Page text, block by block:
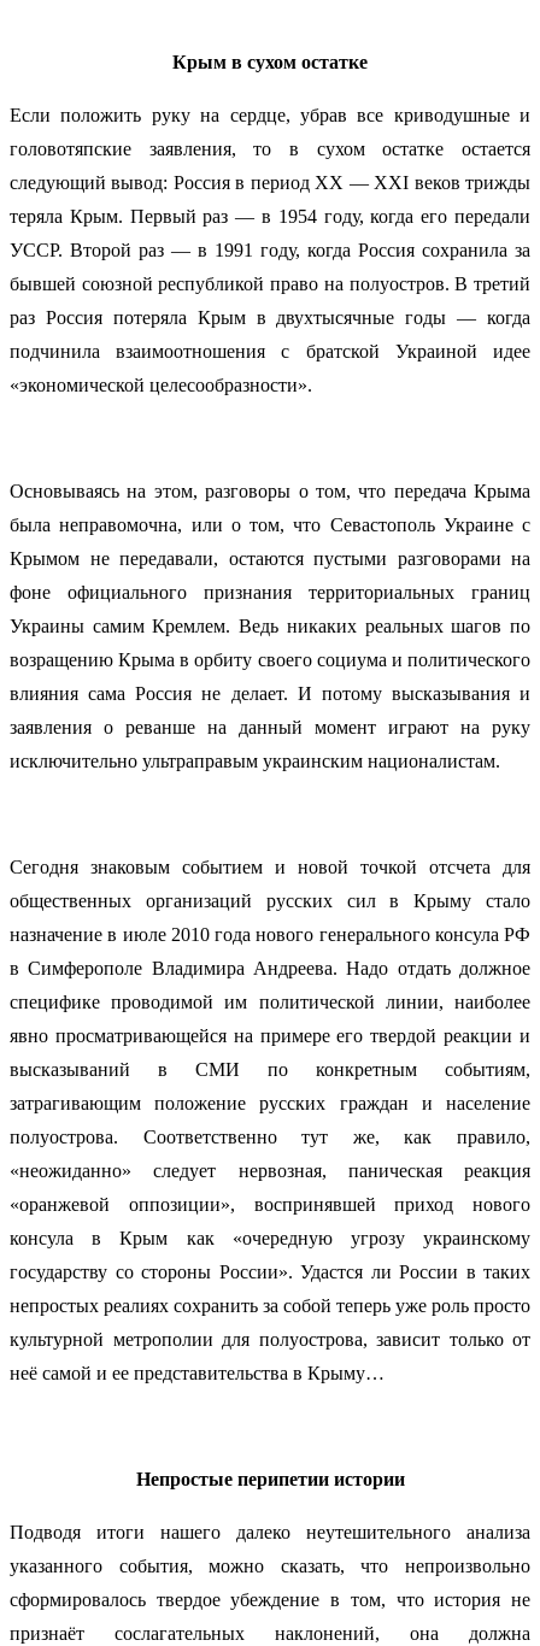
Крым в сухом остатке
Если положить руку на сердце, убрав все криводушные и
головотяпские заявления, то в сухом остатке остается
следующий вывод: Россия в период XX — XХI веков трижды
теряла Крым. Первый раз — в 1954 году, когда его передали
УССР. Второй раз — в 1991 году, когда Россия сохранила за
бывшей союзной республикой право на полуостров. В третий
раз Россия потеряла Крым в двухтысячные годы — когда
подчинила взаимоотношения с братской Украиной идее
«экономической целесообразности».
Основываясь на этом, разговоры о том, что передача Крыма
была неправомочна, или о том, что Севастополь Украине с
Крымом не передавали, остаются пустыми разговорами на
фоне официального признания территориальных границ
Украины самим Кремлем. Ведь никаких реальных шагов по
возращению Крыма в орбиту своего социума и политического
влияния сама Россия не делает. И потому высказывания и
заявления о реванше на данный момент играют на руку
исключительно ультраправым украинским националистам.
Сегодня знаковым событием и новой точкой отсчета для
общественных организаций русских сил в Крыму стало
назначение в июле 2010 года нового генерального консула РФ
в Симферополе Владимира Андреева. Надо отдать должное
специфике проводимой им политической линии, наиболее
явно просматривающейся на примере его твердой реакции и
высказываний в СМИ по конкретным событиям,
затрагивающим положение русских граждан и население
полуострова. Соответственно тут же, как правило,
«неожиданно» следует нервозная, паническая реакция
«оранжевой оппозиции», воспринявшей приход нового
консула в Крым как «очередную угрозу украинскому
государству со стороны России». Удастся ли России в таких
непростых реалиях сохранить за собой теперь уже роль просто
культурной метрополии для полуострова, зависит только от
неё самой и ее представительства в Крыму…
Непростые перипетии истории
Подводя итоги нашего далеко неутешительного анализа
указанного события, можно сказать, что непроизвольно
сформировалось твердое убеждение в том, что история не
признаёт сослагательных наклонений, она должна